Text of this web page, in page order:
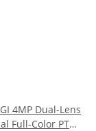
4MP Dual-Lens
Full-Color PT